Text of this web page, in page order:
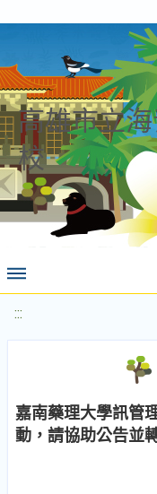
高雄市立
校
:::
嘉南藥理大學訊管
動，請協助公告並